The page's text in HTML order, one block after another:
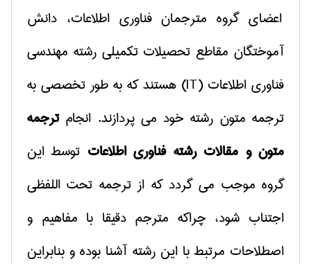
اعضای گروه مترجمان فناوری اطلاعات، دانش
آموختگان مقاطع تحصیلات تكمیلی رشته مهندسی
فناوری اطلاعات (IT) هستند كه به طور تخصصی به
ترجمه متون رشته خود می پردازند. انجامترجمه
متون و مقالات رشته فناوری اطلاعات توسط این
گروه موجب می گردد كه از ترجمه تحت اللفظی
اجتناب شود، چراكه مترجم دقیقا با مفاهیم و
اصطلاحات مرتبط با این رشته آشنا بوده و بنابراین